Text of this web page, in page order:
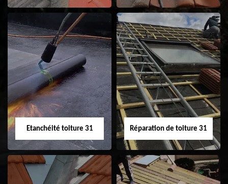
Peinture sur tuile
31
Nettoyage
demoussage de
toiture 31
Etanchéité toiture 31 Réparation de toiture 31